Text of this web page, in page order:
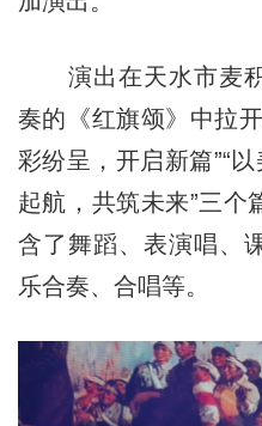
演出在天水市麦积
奏的《红旗颂》中拉
彩纷呈，开启新篇”“
起航，共筑未来”三个
含了舞蹈、表演唱、
乐合奏、合唱等。